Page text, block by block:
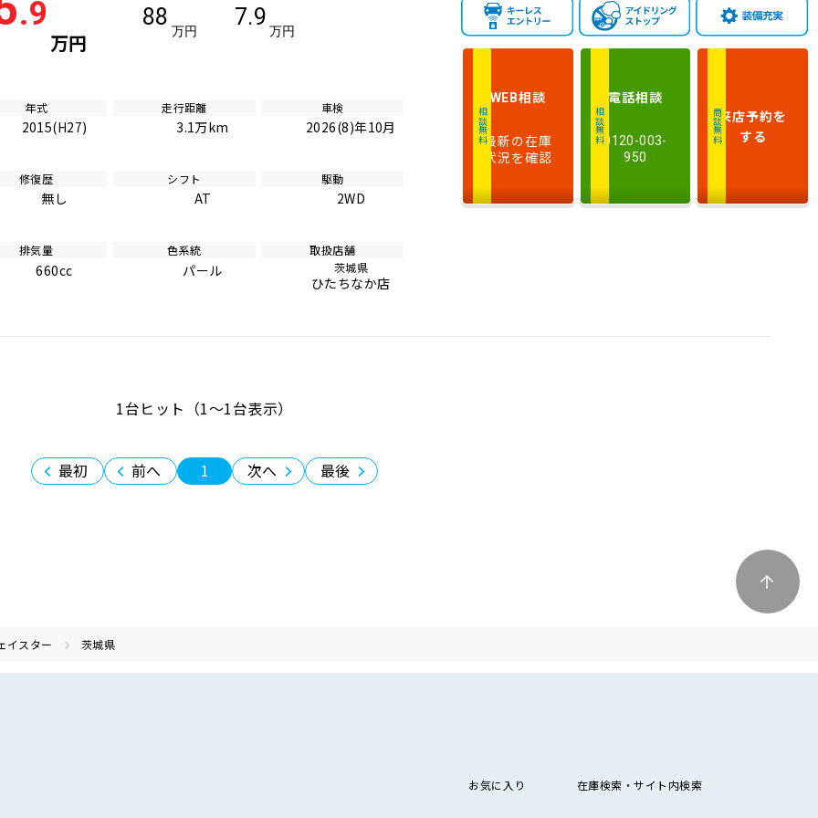
走
行
少ない順 多い順
気
量
大きい順 小さい順
検
多い順 少ない順
.9
万円
88
万円
7.9
万円
年式
2015(H27)
走行距離
3.1万km
車検
2026(8)年10月
修復歴
無し
シフト
AT
駆動
2WD
排気量
660cc
色系統
パール
取扱店舗
茨城県
ひたちなか店
相談無料
WEB相談
最新の在庫
状況を確認
相談無料
電話相談
0120-003-
950
商談無料来店予約を
する
1台ヒット（1〜1台表示）
最初 前へ 1 次へ 最後
イスター 茨城県
お気に入り 在庫検索・サイト内検索